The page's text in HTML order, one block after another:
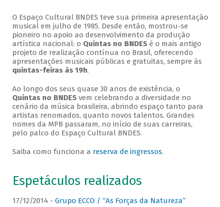
O Espaço Cultural BNDES teve sua primeira apresentação
musical em julho de 1985. Desde então, mostrou-se
pioneiro no apoio ao desenvolvimento da produção
artística nacional: o Quintas no BNDESé o mais antigo
projeto de realização contínua no Brasil, oferecendo
apresentações musicais públicas e gratuitas, sempre às
quintas-feiras às 19h.
Ao longo dos seus quase 30 anos de existência, o
Quintas no BNDESvem celebrando a diversidade no
cenário da música brasileira, abrindo espaço tanto para
artistas renomados, quanto novos talentos. Grandes
nomes da MPB passaram, no início de suas carreiras,
pelo palco do Espaço Cultural BNDES.
Saiba como funciona a reserva de ingressos.
Espetáculos realizados
17/12/2014 - Grupo ECCO / “As Forças da Natureza”